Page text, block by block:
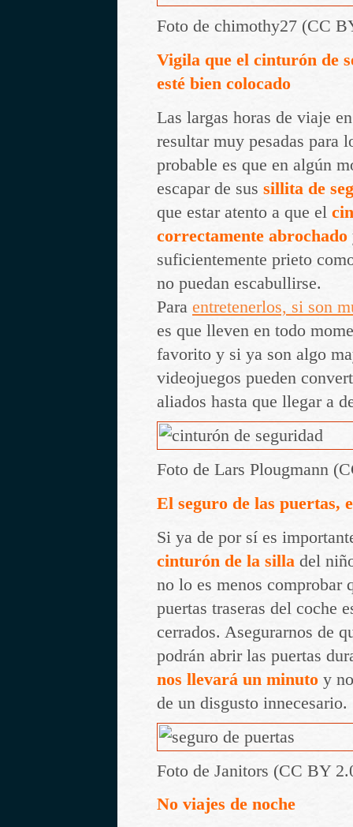
Foto de chimothy27 (CC
Vigila que el cinturón de
esté bien colocado
Las largas horas de viaje
resultar muy pesadas para
probable es que en algún
escapar de sus sillita de
que estar atento a que el
correctamente abrochado
suficientemente prieto
no puedan escabullirse.
Para entretenerlos, si son
es que lleven en todo
favorito y si ya son algo
videojuegos pueden
aliados hasta que llegar a
Foto de Lars Plougmann
El seguro de las puertas,
Si ya de por sí es
cinturón de la silla del
no lo es menos comprobar
puertas traseras del coche
cerrados. Asegurarnos de
podrán abrir las puertas
nos llevará un minuto y
de un disgusto innecesario.
Foto de Janitors (CC BY
No viajes de noche